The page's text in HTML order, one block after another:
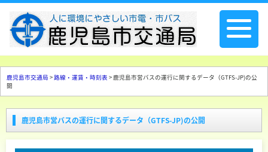
鹿児島市交通局 >路線・運賃・時刻表 > 鹿児島市営バスの運行に関するデータ（GTFS-JP)の公
開
鹿児島市営バスの運行に関するデータ（GTFS-JP)の公開